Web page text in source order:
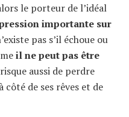
le porteur de l’idéal
importante sur
pas s’il échoue ou
il ne peut pas être
aussi de perdre
côté de ses rêves et de